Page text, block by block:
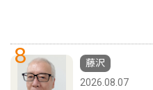
8
藤沢
2026.08.07